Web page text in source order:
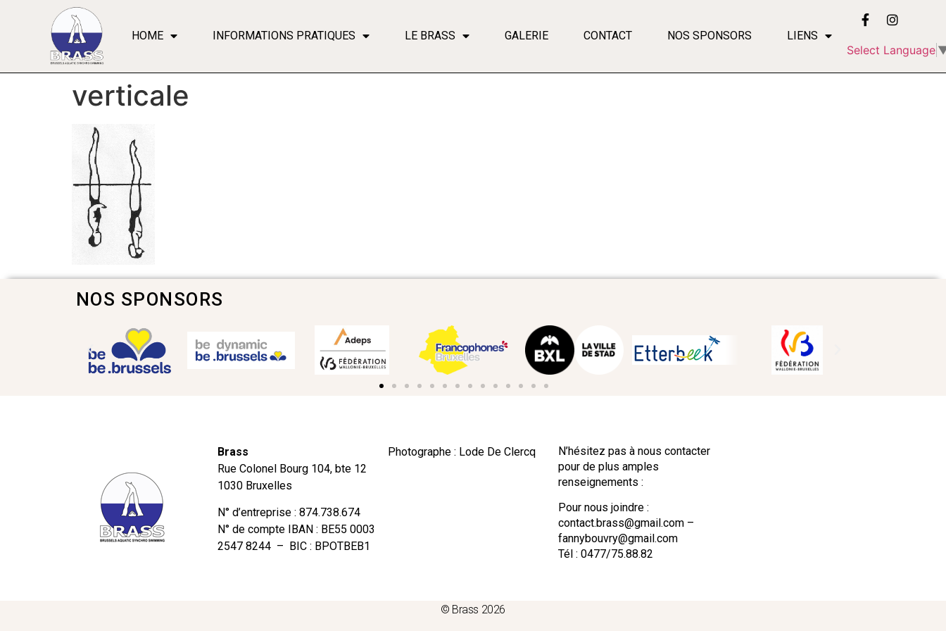
HOME INFORMATIONS PRATIQUES LE BRASS GALERIE CONTACT NOS SPONSORS LIENS
Select Language
verticale
NOS SPONSORS
Brass
Rue Colonel Bourg 104, bte 12
1030 Bruxelles
N° d’entreprise : 874.738.674
N° de compte IBAN : BE55 0003
2547 8244 – BIC : BPOTBEB1
Photographe : Lode De Clercq
N’hésitez pas à nous contacter
pour de plus amples
renseignements :
Pour nous joindre :
contact.brass@gmail.com –
fannybouvry@gmail.com
Tél : 0477/75.88.82
© Brass 2026